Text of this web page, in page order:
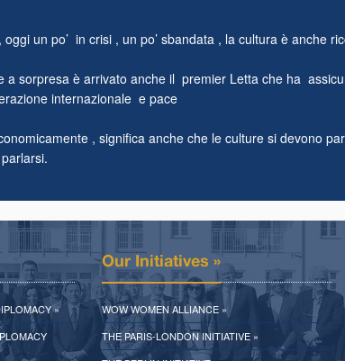
oggi un po’ in crisi , un po’ sbandata , la cultura è anche
a sorpresa è arrivato anche il premier Letta che ha
internazionale e pace
, significa anche che le culture si devono
»
Our Initiatives »
WOW WOMEN ALLIANCE »
THE PARIS-LONDON INITIATIVE »